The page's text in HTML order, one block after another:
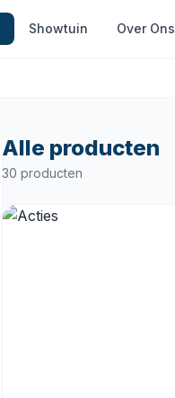
Showtuin Over Ons
Alle producten
30 producten